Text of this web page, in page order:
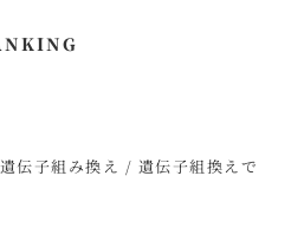
伝子組み換え / 遺伝子組換えで